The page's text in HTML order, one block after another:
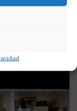
(¡qué
para poder
trocito de